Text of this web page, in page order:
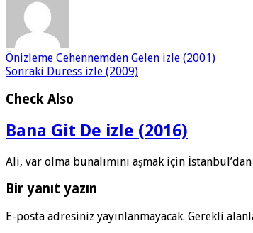
Önizleme Cehennemden Gelen izle (2001)
Sonraki Duress izle (2009)
Check Also
Bana Git De izle (2016)
Ali, var olma bunalımını aşmak için
Bir yanıt yazın
E-posta adresiniz yayınlanmayacak. Gerekli